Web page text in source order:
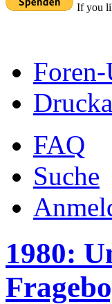
If you
FAQ
Suche
1980: